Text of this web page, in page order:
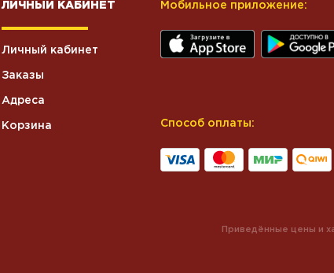
ЛИЧНЫЙ КАБИНЕТ
Личный кабинет
Заказы
Адреса
Корзина
Мобильное приложение:
Способ оплаты:
Приведённые цены и